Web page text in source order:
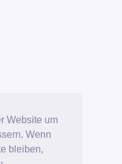
Website um
Wenn
bleiben,